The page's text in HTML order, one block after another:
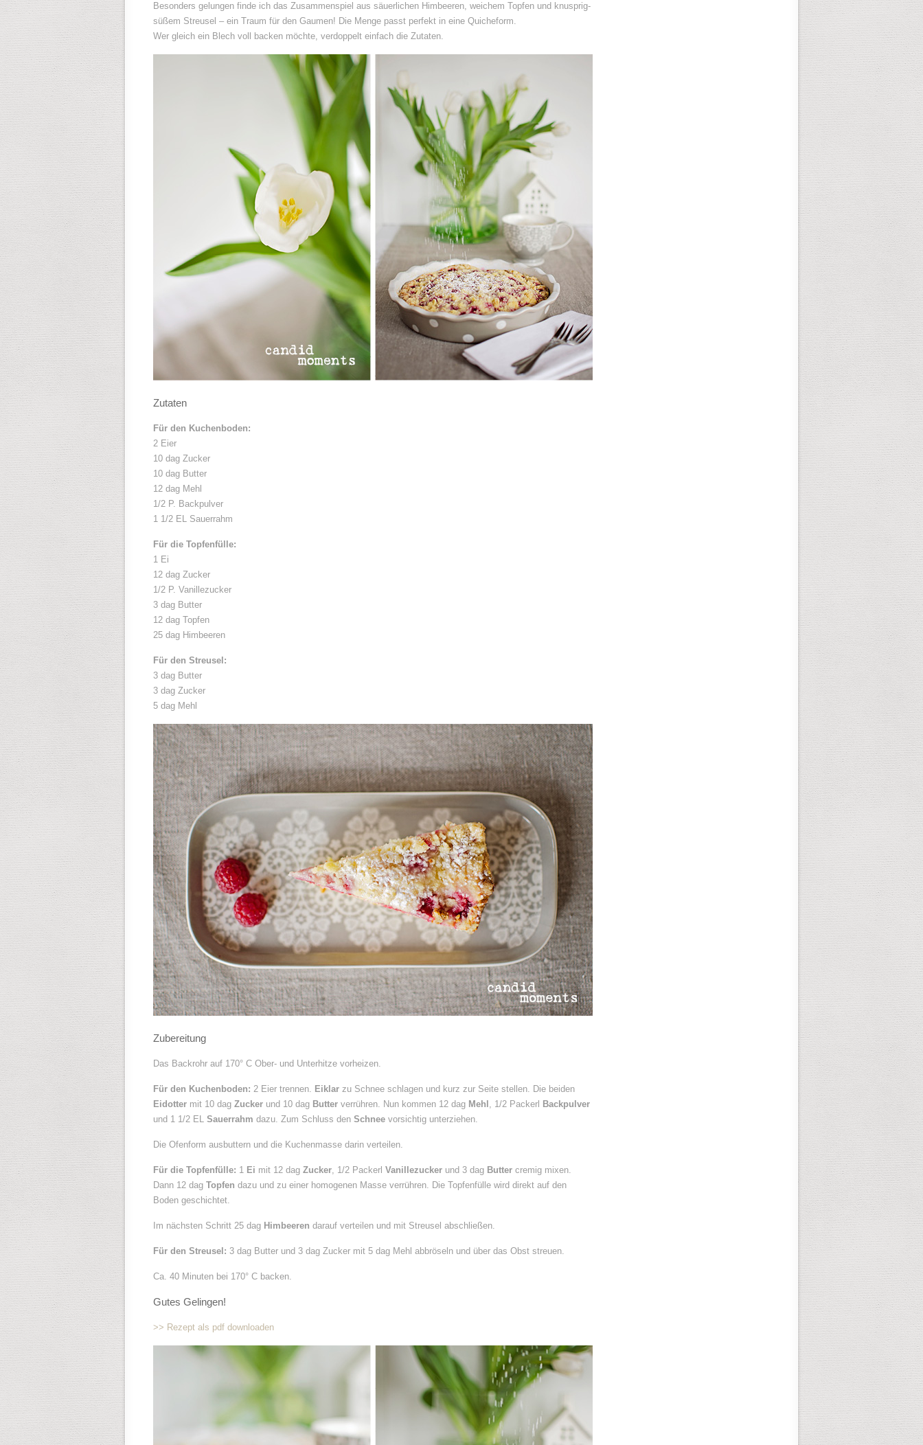
Besonders gelungen finde ich das Zusammenspiel aus säuerlichen Himbeeren, weichem Topfen und knusprig-
süßem Streusel – ein Traum für den Gaumen! Die Menge passt perfekt in eine Quicheform.
Wer gleich ein Blech voll backen möchte, verdoppelt einfach die Zutaten.
Zutaten
Für den Kuchenboden:
2 Eier
10 dag Zucker
10 dag Butter
12 dag Mehl
1/2 P. Backpulver
1 1/2 EL Sauerrahm
Für die Topfenfülle:
1 Ei
12 dag Zucker
1/2 P. Vanillezucker
3 dag Butter
12 dag Topfen
25 dag Himbeeren
Für den Streusel:
3 dag Butter
3 dag Zucker
5 dag Mehl
Zubereitung
Das Backrohr auf 170° C Ober- und Unterhitze vorheizen.
Für den Kuchenboden: 2 Eier trennen. Eiklar zu Schnee schlagen und kurz zur Seite stellen. Die beiden
Eidotter mit 10 dag Zucker und 10 dag Butter verrühren. Nun kommen 12 dag Mehl , 1/2 Packerl Backpulver
und 1 1/2 EL Sauerrahm dazu. Zum Schluss den Schnee vorsichtig unterziehen.
Die Ofenform ausbuttern und die Kuchenmasse darin verteilen.
Für die Topfenfülle: 1 Ei mit 12 dag Zucker, 1/2 Packerl Vanillezucker und 3 dag Butter cremig mixen.
Dann 12 dag Topfen dazu und zu einer homogenen Masse verrühren. Die Topfenfülle wird direkt auf den
Boden geschichtet.
Im nächsten Schritt 25 dag Himbeeren darauf verteilen und mit Streusel abschließen.
Für den Streusel: 3 dag Butter und 3 dag Zucker mit 5 dag Mehl abbröseln und über das Obst streuen.
Ca. 40 Minuten bei 170° C backen.
Gutes Gelingen!
>> Rezept als pdf downloaden